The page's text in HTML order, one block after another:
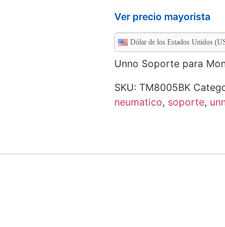
Ver precio mayorista
Dólar de los Estados Unidos
Unno Soporte para
SKU: TM8005BK
neumatico, soporte,